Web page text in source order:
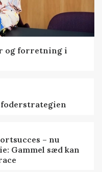
og forretning i
foderstrategien
– nu
Gammel sæd kan